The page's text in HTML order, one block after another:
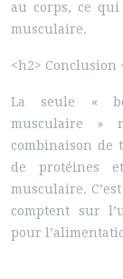
au corps, ce
musculaire.
<h2> Conclusion
La seule «
musculaire »
combinaison de
de protéines
musculaire.
comptent sur
pour